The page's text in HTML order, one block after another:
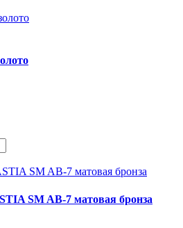
SM AB-7 матовая бронза